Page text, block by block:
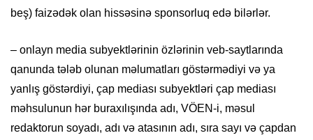
beş) faizədək olan hissəsinə sponsorluq edə bilərlər.
– onlayn media subyektlərinin özlərinin veb-saytlarında
qanunda tələb olunan məlumatları göstərmədiyi və ya
yanlış göstərdiyi, çap mediası subyektləri çap mediası
məhsulunun hər buraxılışında adı, VÖEN-i, məsul
redaktorun soyadı, adı və atasının adı, sıra sayı və çapdan